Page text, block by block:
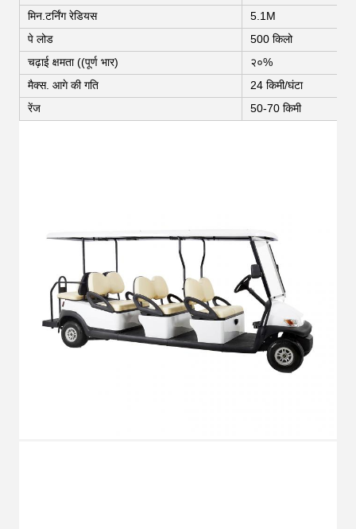
मिन.टर्निंग रेडियस
5.1M
पे लोड
500 किलो
चढ़ाई क्षमता ((पूर्ण भार)
२०%
मैक्स. आगे की गति
24 किमी/घंटा
रेंज
50-70 किमी